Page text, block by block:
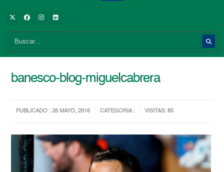
banesco-blog-miguelcabrera
PUBLICADO : 26 MAYO, 2016 CATEGORIA : VISITAS: 85